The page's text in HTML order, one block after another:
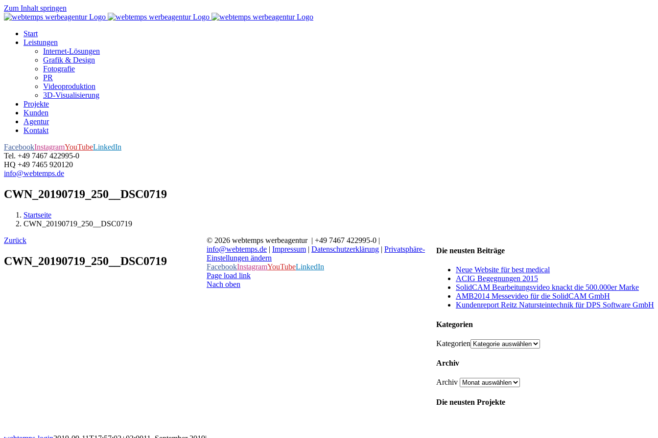
Zum Inhalt springen
Start
Leistungen
Internet-Lösungen
Grafik & Design
Fotografie
PR
Videoproduktion
3D-Visualisierung
Projekte
Kunden
Agentur
Kontakt
FacebookInstagramYouTubeLinkedIn
Tel. +49 7467 422995-0
HQ +49 7465 920120
info@webtemps.de
CWN_20190719_250__DSC0719
Startseite
CWN_20190719_250__DSC0719
Zurück
CWN_20190719_250__DSC0719
Die neusten Beiträge
Neue Website für best medical
ACIG Begegnungen 2015
SolidCAM Bearbeitungsvideo knackt die 500.000er Marke
AMB2014 Messevideo für die SolidCAM GmbH
Kundenreport Reitz Natursteintechnik für DPS Software GmbH
Kategorien
Kategorien
Archiv
Archiv
Die neusten Projekte
© 2026 webtemps werbeagentur | +49 7467 422995-0 |
info@webtemps.de | Impressum | Datenschutzerklärung | Privatsphäre-
Einstellungen ändern
FacebookInstagramYouTubeLinkedIn
Page load link
Nach oben